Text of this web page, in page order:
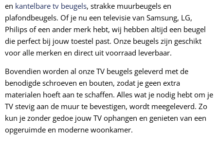
en kantelbare tv beugels, strakke muurbeugels en
plafondbeugels. Of je nu een televisie van Samsung, LG,
Philips of een ander merk hebt, wij hebben altijd een beugel
die perfect bij jouw toestel past. Onze beugels zijn geschikt
voor alle merken en direct uit voorraad leverbaar.
Bovendien worden al onze TV beugels geleverd met de
benodigde schroeven en bouten, zodat je geen extra
materialen hoeft aan te schaffen. Alles wat je nodig hebt om je
TV stevig aan de muur te bevestigen, wordt meegeleverd. Zo
kun je zonder gedoe jouw TV ophangen en genieten van een
opgeruimde en moderne woonkamer.